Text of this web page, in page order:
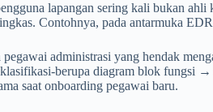
lapangan sering kali bukan ahli
Contohnya, pada antarmuka
pegawai administrasi yang hendak
berupa diagram blok fungsi
saat onboarding pegawai baru.